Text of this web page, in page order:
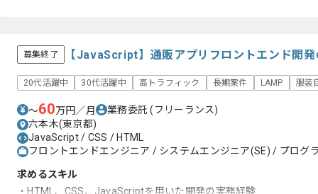
募集終了 【JavaScript】通販アプリフロントエンド開
20代活躍中 30代活躍中 高トラフィック 長期案件 LAMP 服装
〜60万円／月 業務委託(フリーランス)
六本木(東京都)
JavaScript / CSS / HTML
フロントエンドエンジニア / システムエンジニア(SE) / プログ
求めるスキル
・HTML、CSS、JavaScriptを用いた開発の実務経験